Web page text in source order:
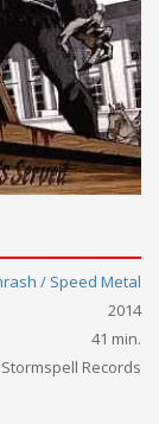
/ Speed Metal
2014
41 min.
Stormspell Records